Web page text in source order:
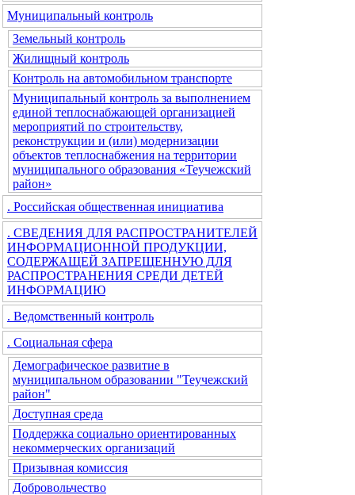
Муниципальный контроль
Земельный контроль
Жилищный контроль
Контроль на автомобильном транспорте
Муниципальный контроль за выполнением
единой теплоснабжающей организацией
мероприятий по строительству,
реконструкции и (или) модернизации
объектов теплоснабжения на территории
муниципального образования «Теучежский
район»
. Российская общественная инициатива
. СВЕДЕНИЯ ДЛЯ РАСПРОСТРАНИТЕЛЕЙ
ИНФОРМАЦИОННОЙ ПРОДУКЦИИ,
СОДЕРЖАЩЕЙ ЗАПРЕЩЕННУЮ ДЛЯ
РАСПРОСТРАНЕНИЯ СРЕДИ ДЕТЕЙ
ИНФОРМАЦИЮ
. Ведомственный контроль
. Социальная сфера
Демографическое развитие в
муниципальном образовании "Теучежский
район"
Доступная среда
Поддержка социально ориентированных
некоммерческих организаций
Призывная комиссия
Добровольчество